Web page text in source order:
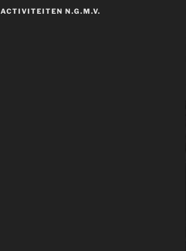
ACTIVITEITEN N.G.M.V.